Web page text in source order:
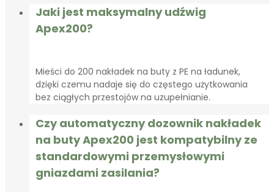
Jaki jest maksymalny udźwig
Apex200?
Mieści do 200 nakładek na buty z PE na ładunek,
dzięki czemu nadaje się do częstego użytkowania
bez ciągłych przestojów na uzupełnianie.
Czy automatyczny dozownik nakładek
na buty Apex200 jest kompatybilny ze
standardowymi przemysłowymi
gniazdami zasilania?